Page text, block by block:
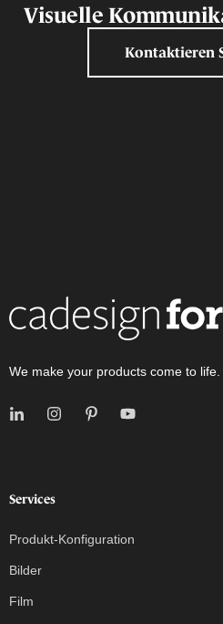
Visuelle
Kontaktieren
We make your products come to life.
Services
Produkt-Konfiguration
Bilder
Film